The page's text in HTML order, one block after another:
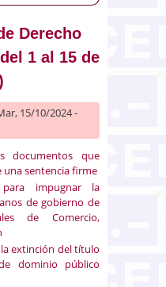
Derecho
1 al 15 de
15/10/2024 -
documentos que
una sentencia firme
para impugnar la
de gobierno de
de Comercio,
extinción del título
dominio público